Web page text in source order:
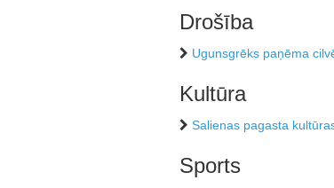
Drošība
Ugunsgrēks paņēma
Kultūra
Salienas pagasta
Sports